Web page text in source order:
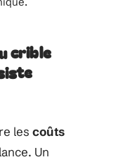
crible
les coûts
Un